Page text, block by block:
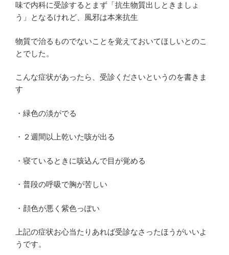
味で内科に受診するとまず「抗生物質出しときましょ
う」となるけれど、風邪は本来抗生
物質で治るものでないことを覚えておいてほしいとのこ
とでした。
こんな症状があったら、受診くださいというのを書きま
す
・緑色の淡がでる
・２週間以上乾いた咳が出る
・寝ているときに咳込んで目が覚める
・普段の呼吸で胸が苦しい
・顔色が悪く紫色っぽい
上記の症状お心当たりあれば受診なさったほうがいいよ
うです。